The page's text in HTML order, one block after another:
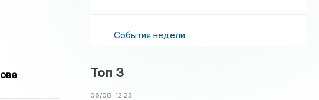
События недели
Топ 3
06/08 12:23